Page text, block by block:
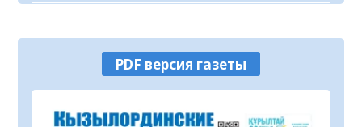
конкурс видеороликов о семейных
ценностях и Конституции
06.08.2026
Соблюдение правил пожарной
безопасности – обязанность каждого
PDF версия газеты